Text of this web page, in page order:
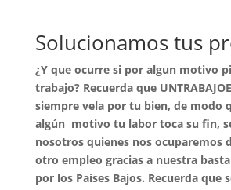
Solucionamos tus
¿Y que ocurre si por algun motivo
trabajo? Recuerda que
siempre vela por tu bien, de modo
algún motivo tu labor toca su fin,
nosotros quienes nos ocuparemos
otro empleo gracias a nuestra
por los Países Bajos. Recuerda que